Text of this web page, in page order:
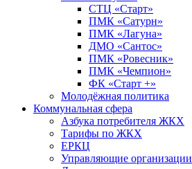
СТЦ «Старт»
ПМК «Сатурн»
ПМК «Лагуна»
ДМО «Сантос»
ПМК «Ровесник»
ПМК «Чемпион»
ФК «Старт +»
Молодёжная политика
Коммунальная сфера
Азбука потребителя ЖКХ
Тарифы по ЖКХ
ЕРКЦ
Управляющие организации